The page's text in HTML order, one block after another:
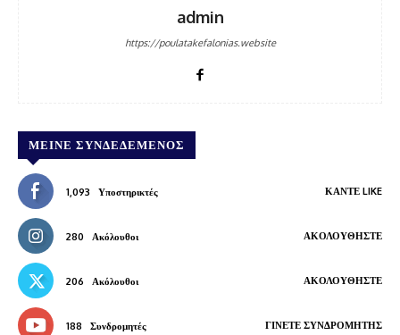
admin
https://poulatakefalonias.website
ΜΕΊΝΕ ΣΥΝΔΕΔΕΜΈΝΟΣ
1,093 Υποστηρικτές ΚΆΝΤΕ LIKE
280 Ακόλουθοι ΑΚΟΛΟΥΘΉΣΤΕ
206 Ακόλουθοι ΑΚΟΛΟΥΘΉΣΤΕ
188 Συνδρομητές ΓΊΝΕΤΕ ΣΥΝΔΡΟΜΗΤΉΣ